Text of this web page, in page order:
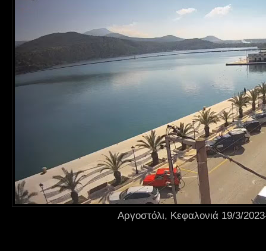
Αργοστόλι, Κεφαλονιά 19/3/